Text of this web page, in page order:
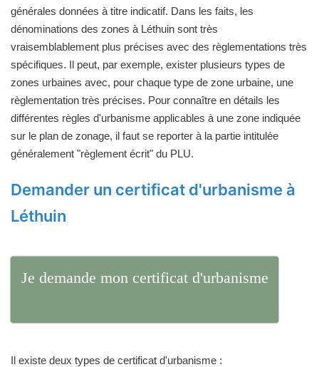
générales données à titre indicatif. Dans les faits, les
dénominations des zones à Léthuin sont très
vraisemblablement plus précises avec des règlementations très
spécifiques. Il peut, par exemple, exister plusieurs types de
zones urbaines avec, pour chaque type de zone urbaine, une
règlementation très précises. Pour connaître en détails les
différentes règles d'urbanisme applicables à une zone indiquée
sur le plan de zonage, il faut se reporter à la partie intitulée
généralement "règlement écrit" du PLU.
Demander un certificat d'urbanisme à
Léthuin
Je demande mon certificat d'urbanisme
Il existe deux types de certificat d'urbanisme :